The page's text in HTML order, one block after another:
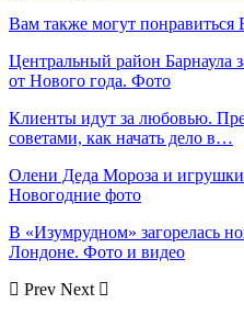
Вам также могут понравиться
Центральный район Барнаула
от Нового года. Фото
Клиенты идут за любовью.
советами, как начать дело в…
Олени Деда Мороза и игрушки
Новогодние фото
В «Изумрудном» загорелась
Лондоне. Фото и видео
Prev Next